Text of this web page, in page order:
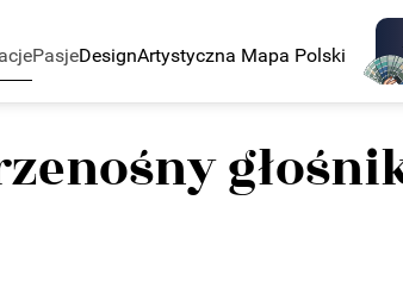
PasjeDesignArtystyczna Mapa Polski